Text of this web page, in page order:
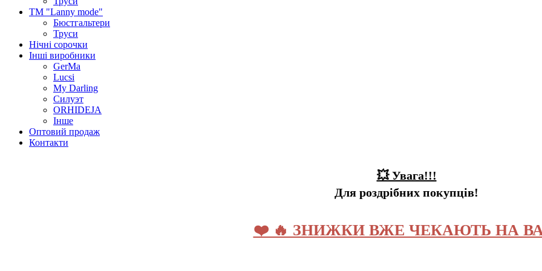
ТМ "Lanny mode"
Бюстгальтери
Труси
Нічні сорочки
Інші виробники
GerMa
Lucsi
My Darling
Силуэт
ORHIDEJA
Інше
Оптовий продаж
Контакти
💥 Увага!!!
Для роздрібних покупців!
❤️ 🔥 ЗНИЖКИ ВЖЕ ЧЕКАЮТЬ НА